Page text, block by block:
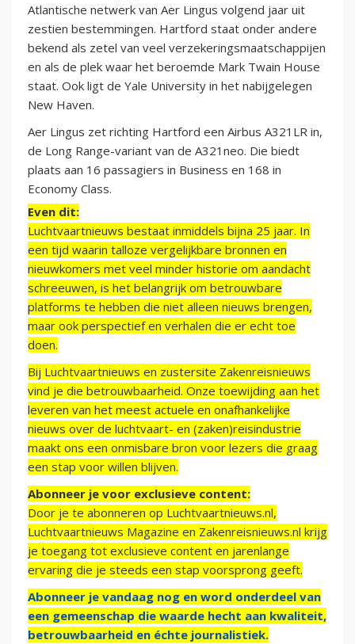
Atlantische netwerk van Aer Lingus volgend jaar uit
zestien bestemmingen. Hartford staat onder andere
bekend als zetel van veel verzekeringsmaatschappijen
en als de plek waar het beroemde Mark Twain House
staat. Ook ligt de Yale University in het nabijgelegen
New Haven.
Aer Lingus zet richting Hartford een Airbus A321LR in,
de Long Range-variant van de A321neo. Die biedt
plaats aan 16 passagiers in Business en 168 in
Economy Class.
Even dit:
Luchtvaartnieuws bestaat inmiddels bijna 25 jaar. In
een tijd waarin talloze vergelijkbare bronnen en
nieuwkomers met veel minder historie om aandacht
schreeuwen, is het belangrijk om betrouwbare
platforms te hebben die niet alleen nieuws brengen,
maar ook perspectief en verhalen die er echt toe
doen.
Bij Luchtvaartnieuws en zustersite Zakenreisnieuws
vind je die betrouwbaarheid. Onze toewijding aan het
leveren van het meest actuele en onafhankelijke
nieuws over de luchtvaart- en (zaken)reisindustrie
maakt ons een onmisbare bron voor lezers die graag
een stap voor willen blijven.
Abonneer je voor exclusieve content:
Door je te abonneren op Luchtvaartnieuws.nl,
Luchtvaartnieuws Magazine en Zakenreisnieuws.nl krijg
je toegang tot exclusieve content en jarenlange
ervaring die je steeds een stap voorsprong geeft.
Abonneer je vandaag nog en word onderdeel van
een gemeenschap die waarde hecht aan kwaliteit,
betrouwbaarheid en échte journalistiek.